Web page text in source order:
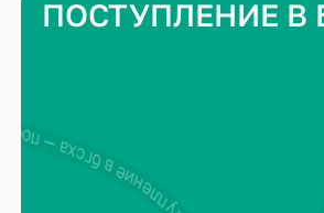
ПОСТУПЛЕНИЕ В